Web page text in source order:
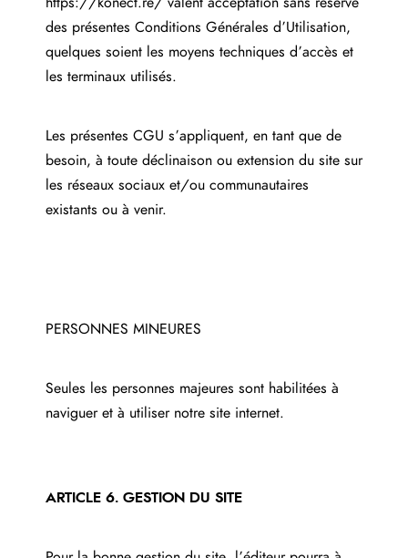
des présentes Conditions Générales d’Utilisation,
quelques soient les moyens techniques d’accès et
les terminaux utilisés.
Les présentes CGU s’appliquent, en tant que de
besoin, à toute déclinaison ou extension du site sur
les réseaux sociaux et/ou communautaires
existants ou à venir.
PERSONNES MINEURES
Seules les personnes majeures sont habilitées à
naviguer et à utiliser notre site internet.
ARTICLE 6. GESTION DU SITE